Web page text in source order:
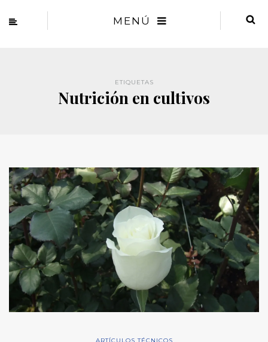
MENÚ
ETIQUETAS
Nutrición en cultivos